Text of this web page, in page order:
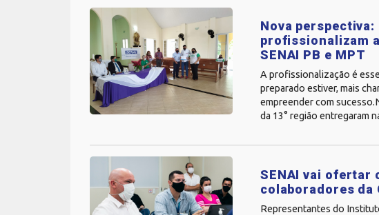
Nova
profissionalizam
SENAI PB e MPT
A profissionalização é
preparado estiver, mais
empreender com
da 13° região entregaram
SENAI vai ofertar
colaboradores da
Representantes do